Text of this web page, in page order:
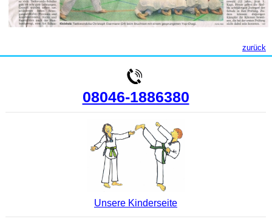
zurück
08046-1886380
Unsere Kinderseite